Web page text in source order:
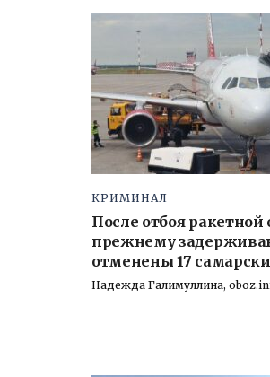
КРИМИНАЛ
После отбоя ракетной
прежнему
отменены 17
Надежда Галимуллина,